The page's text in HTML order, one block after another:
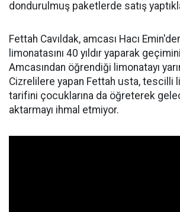
dondurulmuş paketlerde satış
Fettah Cavıldak, amcası Hacı
limonatasını 40 yıldır yaparak
Amcasından öğrendiği limonatayı
Cizrelilere yapan Fettah usta, tescilli
tarifini çocuklarına da öğreterek
aktarmayı ihmal etmiyor.